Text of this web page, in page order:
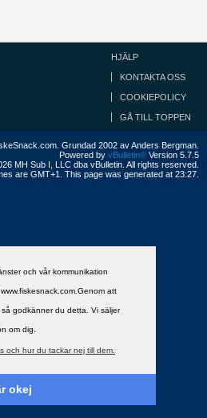
och vår kommunikation
att
godkänner du detta. Vi säljer
om dig.
och hur du tackar nej till dem.
okej
HJÄLP
KONTAKTA OSS
COOKIEPOLICY
GÅ TILL TOPPEN
Grundad 2002 av Anders Bergman.
Powered by vBulletin® Version 5.7.5
MH Sub I, LLC dba vBulletin. All rights reserved.
are GMT+1. This page was generated at 23:27.